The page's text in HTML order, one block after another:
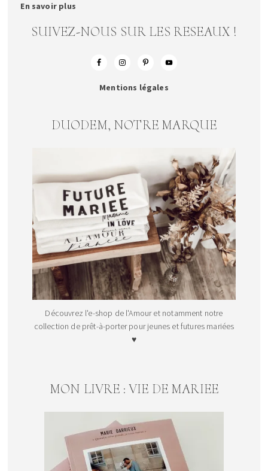
En savoir plus
SUIVEZ-NOUS SUR LES RESEAUX !
Mentions légales
DUODEM, NOTRE MARQUE
Découvrez l'e-shop de l'Amour et notamment notre
collection de prêt-à-porter pour jeunes et futures mariées
♥
MON LIVRE : VIE DE MARIEE